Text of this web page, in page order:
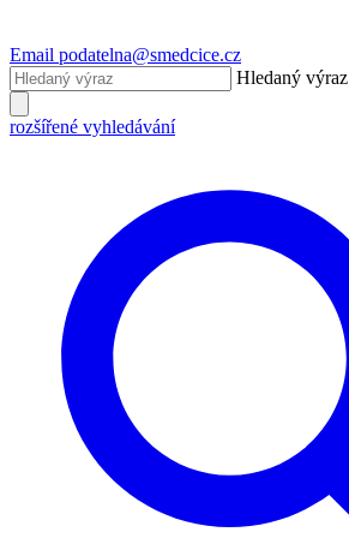
Email podatelna@smedcice.cz
Hledaný výraz
rozšířené vyhledávání